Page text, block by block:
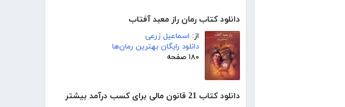
دانلود کتاب رمان راز معبد آفتاب
از: اسماعیل زرعی
دانلود رایگان بهترین رمان‌ها
۱۸۰ صفحه
دانلود کتاب 21 قانون مالی برای کسب درآمد بیشتر